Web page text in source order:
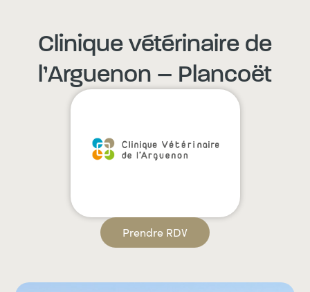
Clinique vétérinaire de
l’Arguenon – Plancoët
Prendre RDV